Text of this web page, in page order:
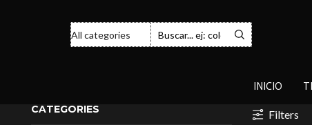
INICIO
Filters
CATEGORIES